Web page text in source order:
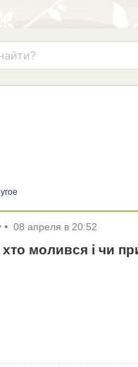
• 08 апреля в 20:52
хто молився і чи